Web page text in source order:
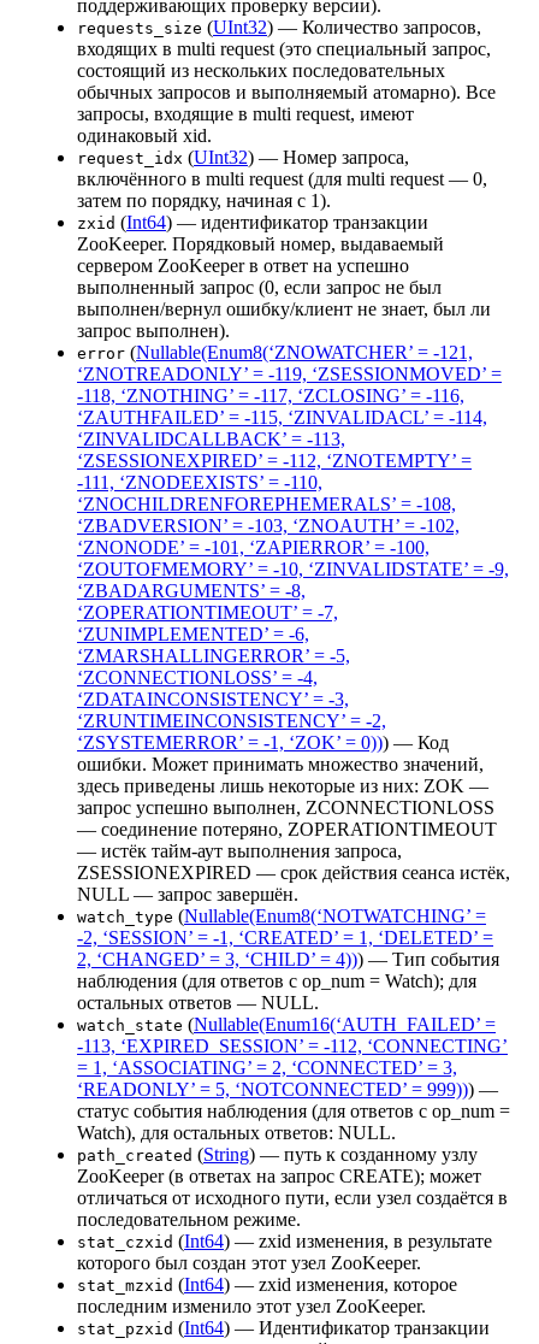
поддерживающих проверку версии).
requests_size (UInt32) — Количество запросов,
входящих в multi request (это специальный запрос,
состоящий из нескольких последовательных
обычных запросов и выполняемый атомарно). Все
запросы, входящие в multi request, имеют
одинаковый xid.
request_idx (UInt32) — Номер запроса,
включённого в multi request (для multi request — 0,
затем по порядку, начиная с 1).
zxid (Int64) — идентификатор транзакции
ZooKeeper. Порядковый номер, выдаваемый
сервером ZooKeeper в ответ на успешно
выполненный запрос (0, если запрос не был
выполнен/вернул ошибку/клиент не знает, был ли
запрос выполнен).
error (Nullable(Enum8(‘ZNOWATCHER’ = -121,
‘ZNOTREADONLY’ = -119, ‘ZSESSIONMOVED’ =
-118, ‘ZNOTHING’ = -117, ‘ZCLOSING’ = -116,
‘ZAUTHFAILED’ = -115, ‘ZINVALIDACL’ = -114,
‘ZINVALIDCALLBACK’ = -113,
‘ZSESSIONEXPIRED’ = -112, ‘ZNOTEMPTY’ =
-111, ‘ZNODEEXISTS’ = -110,
‘ZNOCHILDRENFOREPHEMERALS’ = -108,
‘ZBADVERSION’ = -103, ‘ZNOAUTH’ = -102,
‘ZNONODE’ = -101, ‘ZAPIERROR’ = -100,
‘ZOUTOFMEMORY’ = -10, ‘ZINVALIDSTATE’ = -9,
‘ZBADARGUMENTS’ = -8,
‘ZOPERATIONTIMEOUT’ = -7,
‘ZUNIMPLEMENTED’ = -6,
‘ZMARSHALLINGERROR’ = -5,
‘ZCONNECTIONLOSS’ = -4,
‘ZDATAINCONSISTENCY’ = -3,
‘ZRUNTIMEINCONSISTENCY’ = -2,
‘ZSYSTEMERROR’ = -1, ‘ZOK’ = 0))) — Код
ошибки. Может принимать множество значений,
здесь приведены лишь некоторые из них: ZOK —
запрос успешно выполнен, ZCONNECTIONLOSS
— соединение потеряно, ZOPERATIONTIMEOUT
— истёк тайм-аут выполнения запроса,
ZSESSIONEXPIRED — срок действия сеанса истёк,
NULL — запрос завершён.
watch_type (Nullable(Enum8(‘NOTWATCHING’ =
-2, ‘SESSION’ = -1, ‘CREATED’ = 1, ‘DELETED’ =
2, ‘CHANGED’ = 3, ‘CHILD’ = 4))) — Тип события
наблюдения (для ответов с op_num = Watch); для
остальных ответов — NULL.
watch_state (Nullable(Enum16(‘AUTH_FAILED’ =
-113, ‘EXPIRED_SESSION’ = -112, ‘CONNECTING’
= 1, ‘ASSOCIATING’ = 2, ‘CONNECTED’ = 3,
‘READONLY’ = 5, ‘NOTCONNECTED’ = 999))) —
статус события наблюдения (для ответов с op_num =
Watch), для остальных ответов: NULL.
path_created (String) — путь к созданному узлу
ZooKeeper (в ответах на запрос CREATE); может
отличаться от исходного пути, если узел создаётся в
последовательном режиме.
stat_czxid (Int64) — zxid изменения, в результате
которого был создан этот узел ZooKeeper.
stat_mzxid (Int64) — zxid изменения, которое
последним изменило этот узел ZooKeeper.
stat_pzxid (Int64) — Идентификатор транзакции